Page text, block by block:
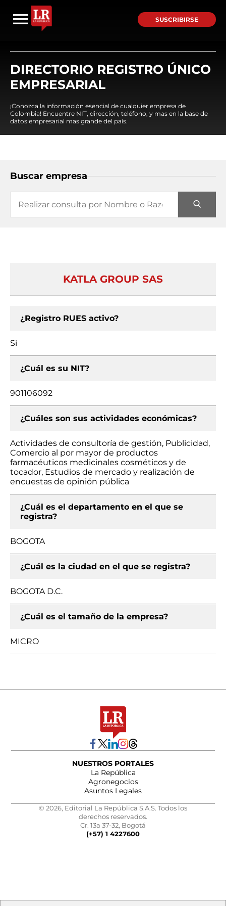
SUSCRIBIRSE
DIRECTORIO REGISTRO ÚNICO
EMPRESARIAL
¡Conozca la información esencial de cualquier empresa de
Colombia! Encuentre NIT, dirección, teléfono, y mas en la base de
datos empresarial mas grande del país.
Buscar empresa
KATLA GROUP SAS
¿Registro RUES activo?
Si
¿Cuál es su NIT?
901106092
¿Cuáles son sus actividades económicas?
Actividades de consultoría de gestión, Publicidad,
Comercio al por mayor de productos
farmacéuticos medicinales cosméticos y de
tocador, Estudios de mercado y realización de
encuestas de opinión pública
¿Cuál es el departamento en el que se
registra?
BOGOTA
¿Cuál es la ciudad en el que se registra?
BOGOTA D.C.
¿Cuál es el tamaño de la empresa?
MICRO
NUESTROS PORTALES
La República
Agronegocios
Asuntos Legales
© 2026, Editorial La República S.A.S. Todos los
derechos reservados.
Cr. 13a 37-32, Bogotá
(+57) 1 4227600